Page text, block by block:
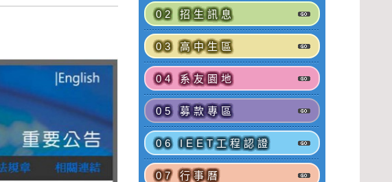
02 招生訊息
03 高中生區
04 系友園地
05 募款專區
06 IEET工程認證
07 行事曆